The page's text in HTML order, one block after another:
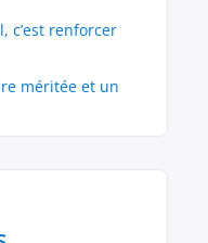
c’est renforcer
méritée et un